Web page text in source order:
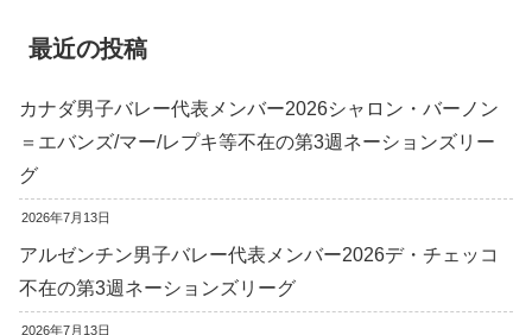
最近の投稿
カナダ男子バレー代表メンバー2026シャロン・バーノン
＝エバンズ/マー/レプキ等不在の第3週ネーションズリー
グ
2026年7月13日
アルゼンチン男子バレー代表メンバー2026デ・チェッコ
不在の第3週ネーションズリーグ
2026年7月13日